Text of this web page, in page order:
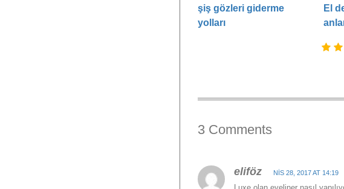
şiş gözleri giderme
yolları
El
3 Comments
eliföz NIS 28, 2017 AT 14:19